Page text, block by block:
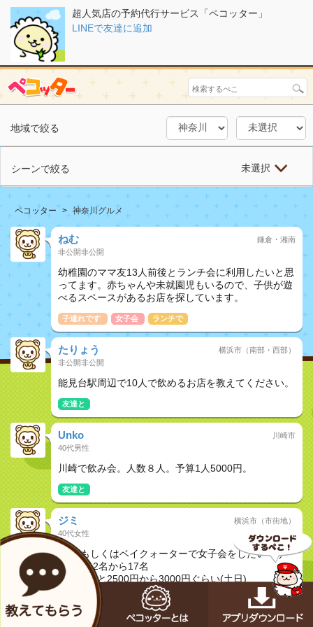
超人気店の予約代行サービス「ペコッター」
LINEで友達に追加
地域で絞る
シーンで絞る 未選択
ペコッター 神奈川グルメ
ねむ
非公開非公開
鎌倉・湘南
幼稚園のママ友13人前後とランチ会に利用したいと思
ってます。赤ちゃんや未就園児もいるので、子供が遊
べるスペースがあるお店を探しています。
子連れです 女子会 ランチで
たりょう
非公開非公開
横浜市（南部・西部）
能見台駅周辺で10人で飲めるお店を教えてください。
友達と
Unko
40代男性
川崎市
川崎で飲み会。人数８人。予算1人5000円。
友達と
ジミ
40代女性
横浜市（市街地）
横浜 もしくはベイクォーターで女子会をしたいです
人数は12名から17名
ランチだと2500円から3000円ぐらい(土日)
ディナーだと3000円から4500円ぐらい(土日)
ディナーは飲み放題がいいです
ランチはソフトドリンク飲み放題がいいです